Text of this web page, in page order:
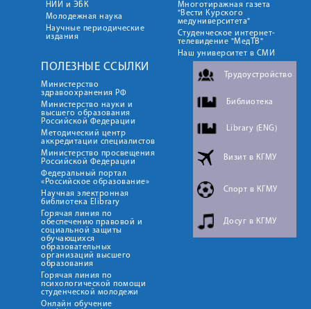
НИИ и ЭБК
Молодежная наука
Научные периодические
издания
Многотиражная газета
"Вести Курского
медуниверситета"
Студенческое интернет-
телевидение "МедТВ"
Наш университет в СМИ
ПОЛЕЗНЫЕ ССЫЛКИ
Министерство
здравоохранения РФ
Министерство науки и
высшего образования
Российской Федерации
Методический центр
аккредитации специалистов
Министерство просвещения
Российской Федерации
Федеральный портал
«Российское образование»
Научная электронная
библиотека Elibrary
Горячая линия по
обеспечению правовой и
социальной защиты
обучающихся
образовательных
организаций высшего
образования
Горячая линия по
психологической помощи
студенческой молодежи
Онлайн обучение
Трудоустройство
Библиотека
Library (ENG)
Визит в КГМУ
Спорт в КГМУ
Досуг в КГМУ